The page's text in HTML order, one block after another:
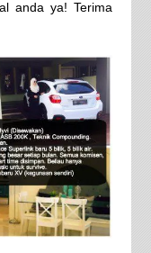
anda ya! Terima